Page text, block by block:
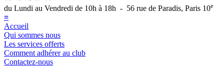
du Lundi au Vendredi de 10h à 18h - 56 rue de Paradis, Paris 10e
≡
Accueil
Qui sommes nous
Les services offerts
Comment adhérer au club
Contactez-nous